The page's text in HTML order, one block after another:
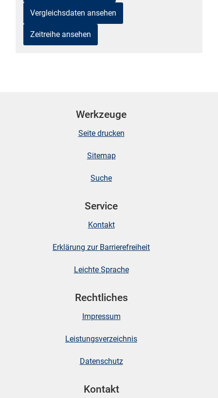
Vergleichsdaten ansehen
Zeitreihe ansehen
Werkzeuge
Seite drucken
Sitemap
Suche
Service
Kontakt
Erklärung zur Barrierefreiheit
Leichte Sprache
Rechtliches
Impressum
Leistungsverzeichnis
Datenschutz
Kontakt